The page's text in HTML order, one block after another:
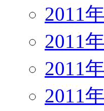
2011
2011
2011
2011